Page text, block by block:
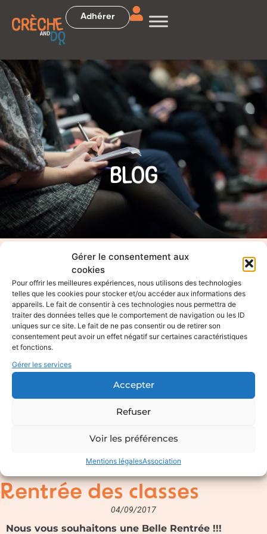
Gérer le consentement aux
cookies
Pour offrir les meilleures expériences, nous utilisons des technologies
telles que les cookies pour stocker et/ou accéder aux informations des
appareils. Le fait de consentir à ces technologies nous permettra de
traiter des données telles que le comportement de navigation ou les ID
uniques sur ce site. Le fait de ne pas consentir ou de retirer son
consentement peut avoir un effet négatif sur certaines caractéristiques
et fonctions.
Gérer les services
Accepter
Refuser
Voir les préférences
Mentions légalesAssociation
Adhérer
BLOG
>Actualités>Rentrée des classes
Rentrée des classes
04/09/2017
Nous vous souhaitons une Belle Rentrée !!!